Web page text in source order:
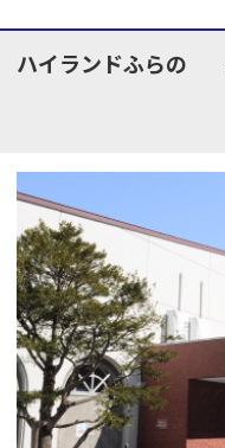
ハイランドふらの